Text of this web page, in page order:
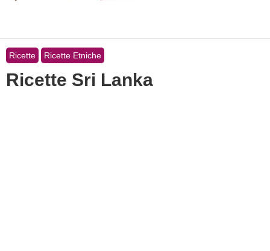
Ricette Ricette Etniche
Ricette Sri Lanka